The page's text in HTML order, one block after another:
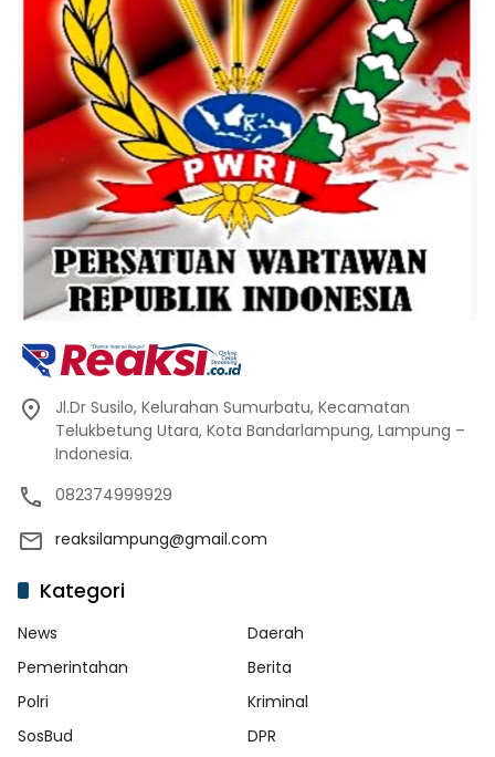
Jl.Dr Susilo, Kelurahan Sumurbatu, Kecamatan
Telukbetung Utara, Kota Bandarlampung, Lampung –
Indonesia.
082374999929
reaksilampung@gmail.com
Kategori
News
Daerah
Pemerintahan
Berita
Polri
Kriminal
SosBud
DPR